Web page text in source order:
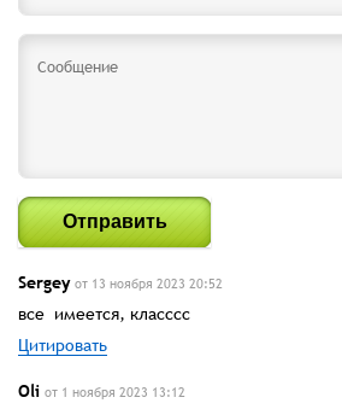
Отправить
Sergey от 13 ноября 2023 20:52
все имеется, класссс
Цитировать
Oli от 1 ноября 2023 13:12